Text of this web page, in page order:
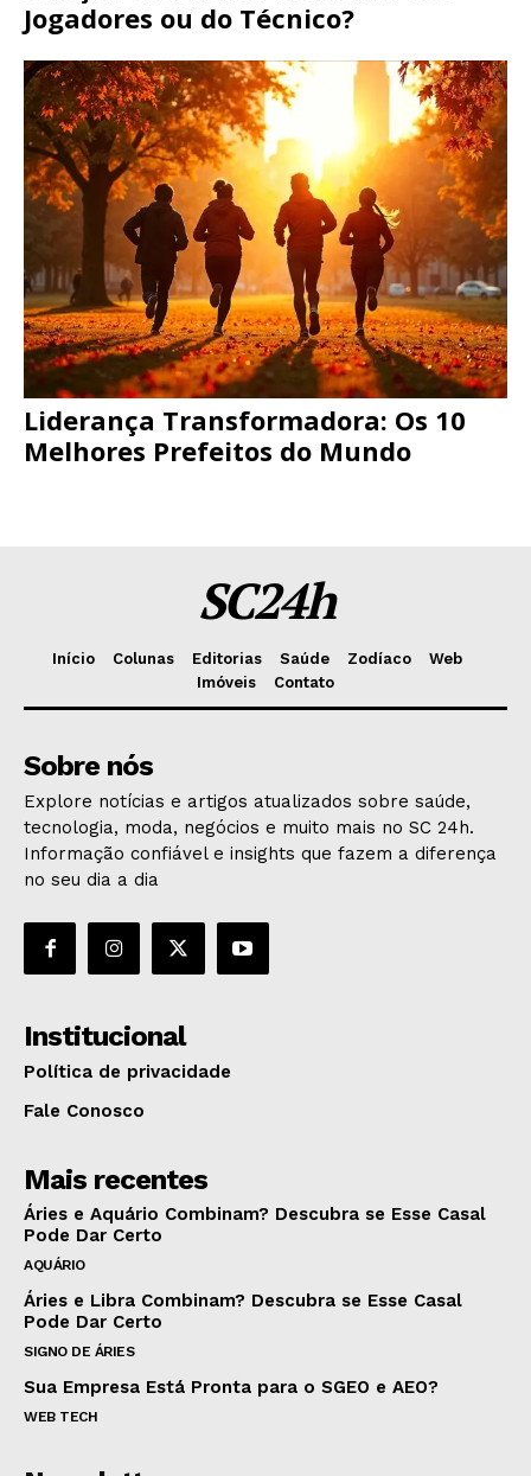
Jogadores ou do Técnico?
Liderança Transformadora: Os 10
Melhores Prefeitos do Mundo
SC24h
Início Colunas Editorias Saúde Zodíaco
Web
Imóveis
Contato
Sobre nós
Explore notícias e artigos atualizados sobre saúde,
tecnologia, moda, negócios e muito mais no SC 24h.
Informação confiável e insights que fazem a diferença
no seu dia a dia
Institucional
Política de privacidade
Fale Conosco
Mais recentes
Áries e Aquário Combinam? Descubra se Esse Casal
Pode Dar Certo
AQUÁRIO
Áries e Libra Combinam? Descubra se Esse Casal
Pode Dar Certo
SIGNO DE ÁRIES
Sua Empresa Está Pronta para o SGEO e AEO?
WEB TECH